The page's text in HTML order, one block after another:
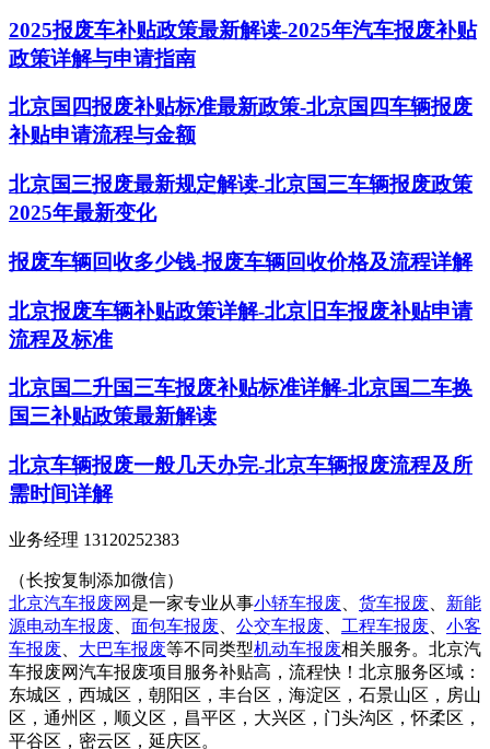
2025报废车补贴政策最新解读-2025年汽车报废补贴
政策详解与申请指南
北京国四报废补贴标准最新政策-北京国四车辆报废
补贴申请流程与金额
北京国三报废最新规定解读-北京国三车辆报废政策
2025年最新变化
报废车辆回收多少钱-报废车辆回收价格及流程详解
北京报废车辆补贴政策详解-北京旧车报废补贴申请
流程及标准
北京国二升国三车报废补贴标准详解-北京国二车换
国三补贴政策最新解读
北京车辆报废一般几天办完-北京车辆报废流程及所
需时间详解
业务经理 13120252383
（长按复制添加微信）
北京汽车报废网 是一家专业从事小轿车报废 货车报废
新能
源电动车报废
面包车报废 公交车报废 工程车报废
小客
车报废
大巴车报废等不同类型机动车报废相关服务。北京汽
车报废网汽车报废项目服务补贴高，流程快！北京服务区域：
东城区，西城区，朝阳区，丰台区，海淀区，石景山区，房山
区，通州区，顺义区，昌平区，大兴区，门头沟区，怀柔区，
平谷区，密云区，延庆区。